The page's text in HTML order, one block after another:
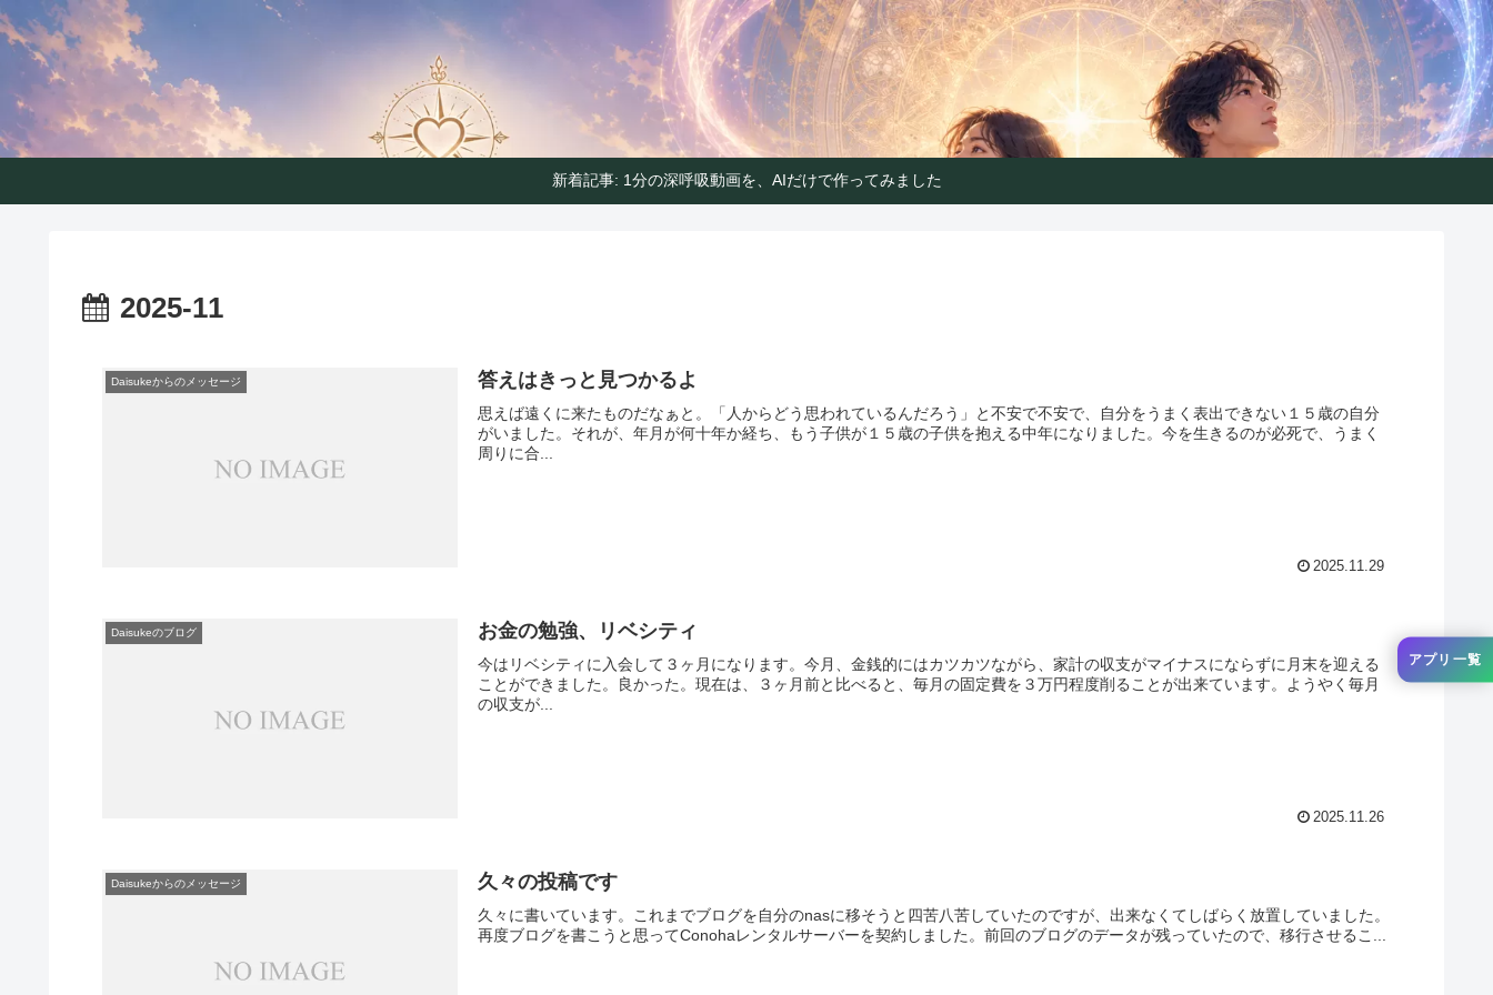
ハートの声で気分よく生きるガイド
こころコンパス｜ハートの声で気分よく生きるガイド
新着記事: 1分の深呼吸動画を、AIだけで作ってみました
2025-11
Daisukeからのメッセージ 答えはきっと見つかるよ
思えば遠くに来たものだなぁと。「人からどう思われているんだろう」と不安で不安で、自分をうまく表出できない１５歳の自分
がいました。それが、年月が何十年か経ち、もう子供が１５歳の子供を抱える中年になりました。今を生きるのが必死で、うまく
周りに合...
2025.11.29
Daisukeのブログ お金の勉強、リベシティ
今はリベシティに入会して３ヶ月になります。今月、金銭的にはカツカツながら、家計の収支がマイナスにならずに月末を迎える
ことができました。良かった。現在は、３ヶ月前と比べると、毎月の固定費を３万円程度削ることが出来ています。ようやく毎月
の収支が...
2025.11.26
Daisukeからのメッセージ 久々の投稿です
久々に書いています。これまでブログを自分のnasに移そうと四苦八苦していたのですが、出来なくてしばらく放置していました。
再度ブログを書こうと思ってConohaレンタルサーバーを契約しました。前回のブログのデータが残っていたので、移行させるこ...
アプリ一覧